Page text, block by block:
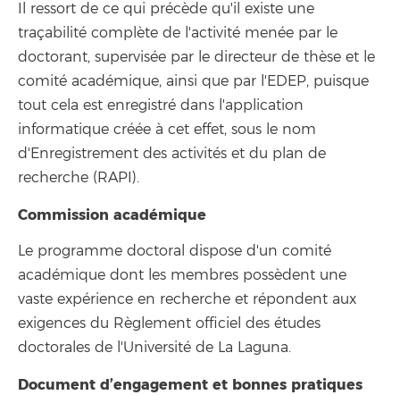
Il ressort de ce qui précède qu'il existe une
traçabilité complète de l'activité menée par le
doctorant, supervisée par le directeur de thèse et le
comité académique, ainsi que par l'EDEP, puisque
tout cela est enregistré dans l'application
informatique créée à cet effet, sous le nom
d'Enregistrement des activités et du plan de
recherche (RAPI).
Commission académique
Le programme doctoral dispose d'un comité
académique dont les membres possèdent une
vaste expérience en recherche et répondent aux
exigences du Règlement officiel des études
doctorales de l'Université de La Laguna.
Document d’engagement et bonnes pratiques